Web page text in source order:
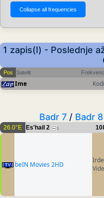
1 zapis(I) - Poslednje
Pos Satelit
Ime
Badr 7/ Badr 8
26.0°E Es'hail 2 1
beIN Movies 2HD